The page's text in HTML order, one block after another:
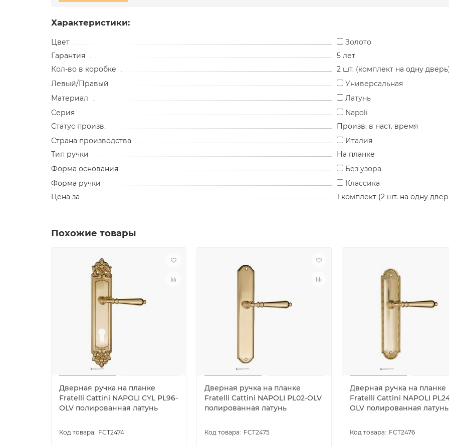
Характеристики:
Цвет
Золото
Гарантия
5 лет
Кол-во в коробке
2 шт. (комплект на одну
Левый/Правый
Универсальная
Материал
Латунь
Серия
Napoli
Статус произв.
Произв. в наст. время
Страна производства
Италия
Тип ручки
На планке
Форма основания
Без узора
Форма ручки
Классика
Цена за
1 комплект (2 шт. на одну
Похожие товары
Дверная ручка на планке
Fratelli Cattini NAPOLI CYL PL96-
OLV полированная латунь
FCT2474
Дверная ручка на планке
Fratelli Cattini NAPOLI PL02-OLV
полированная латунь
FCT2475
Дверная ручка на планке
Fratelli Cattini NAPOLI
OLV полированная латунь
FCT2476